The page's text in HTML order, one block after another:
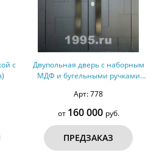
с
Двупольная дверь с наборным
МДФ и бугельными ручками
Арт: 778
от 160 000 руб.
ПРЕДЗАКАЗ